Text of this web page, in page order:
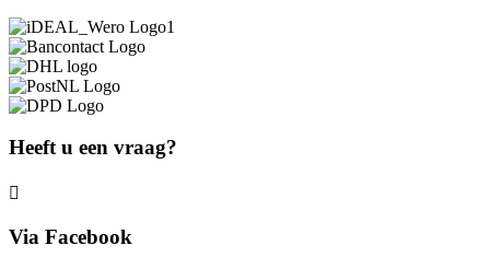
Heeft u een vraag?
Via Facebook